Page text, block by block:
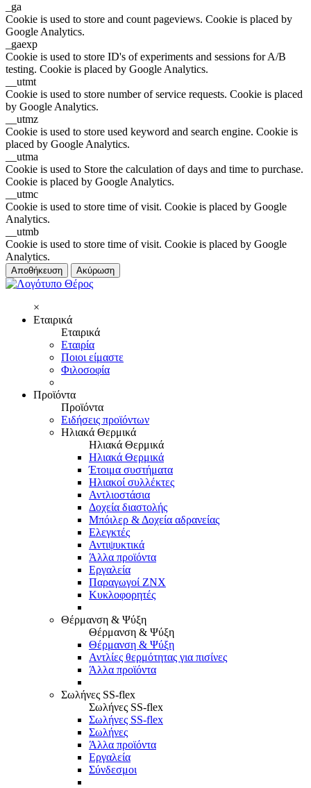
_ga
Cookie is used to store and count pageviews. Cookie is placed by
Google Analytics.
_gaexp
Cookie is used to store ID's of experiments and sessions for A/B
testing. Cookie is placed by Google Analytics.
__utmt
Cookie is used to store number of service requests. Cookie is placed
by Google Analytics.
__utmz
Cookie is used to store used keyword and search engine. Cookie is
placed by Google Analytics.
__utma
Cookie is used to Store the calculation of days and time to purchase.
Cookie is placed by Google Analytics.
__utmc
Cookie is used to store time of visit. Cookie is placed by Google
Analytics.
__utmb
Cookie is used to store time of visit. Cookie is placed by Google
Analytics.
Αποθήκευση Ακύρωση
×
Εταιρικά
Εταιρικά
Εταιρία
Ποιοι είμαστε
Φιλοσοφία
Προϊόντα
Προϊόντα
Ειδήσεις προϊόντων
Ηλιακά Θερμικά
Ηλιακά Θερμικά
Ηλιακά Θερμικά
Έτοιμα συστήματα
Ηλιακοί συλλέκτες
Αντλιοστάσια
Δοχεία διαστολής
Μπόιλερ & Δοχεία αδρανείας
Ελεγκτές
Αντιψυκτικά
Άλλα προϊόντα
Εργαλεία
Παραγωγοί ΖΝΧ
Κυκλοφορητές
Θέρμανση & Ψύξη
Θέρμανση & Ψύξη
Θέρμανση & Ψύξη
Αντλίες θερμότητας για πισίνες
Άλλα προϊόντα
Σωλήνες SS-flex
Σωλήνες SS-flex
Σωλήνες SS-flex
Σωλήνες
Άλλα προϊόντα
Εργαλεία
Σύνδεσμοι